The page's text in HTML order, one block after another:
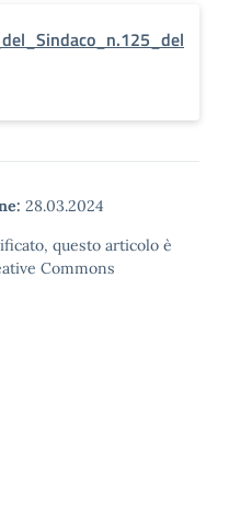
28.03.2024
questo articolo è
Commons